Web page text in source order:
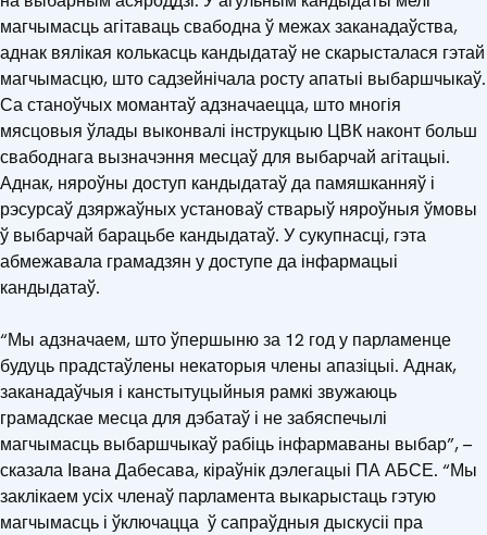
магчымасць агітаваць свабодна ў межах заканадаўства,
аднак вялікая колькасць кандыдатаў не скарысталася гэтай
магчымасцю, што садзейнічала росту апатыі выбаршчыкаў.
Са станоўчых момантаў адзначаецца, што многія
мясцовыя ўлады выконвалі інструкцыю ЦВК наконт больш
свабоднага вызначэння месцаў для выбарчай агітацыі.
Аднак, няроўны доступ кандыдатаў да памяшканняў і
рэсурсаў дзяржаўных установаў стварыў няроўныя ўмовы
ў выбарчай барацьбе кандыдатаў. У сукупнасці, гэта
абмежавала грамадзян у доступе да інфармацыі
кандыдатаў.
“Мы адзначаем, што ўпершыню за 12 год у парламенце
будуць прадстаўлены некаторыя члены апазіцыі. Аднак,
заканадаўчыя і канстытуцыйныя рамкі звужаюць
грамадскае месца для дэбатаў і не забяспечылі
магчымасць выбаршчыкаў рабіць інфармаваны выбар”, –
сказала Івана Дабесава, кіраўнік дэлегацыі ПА АБСЕ. “Мы
заклікаем усіх членаў парламента выкарыстаць гэтую
магчымасць і ўключацца ў сапраўдныя дыскусіі пра